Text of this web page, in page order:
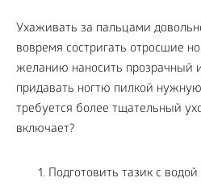
Ухаживать за пальцами
вовремя состригать отросшие
желанию наносить прозрачный
придавать ногтю пилкой
требуется более тщательный
включает?
Подготовить тазик с